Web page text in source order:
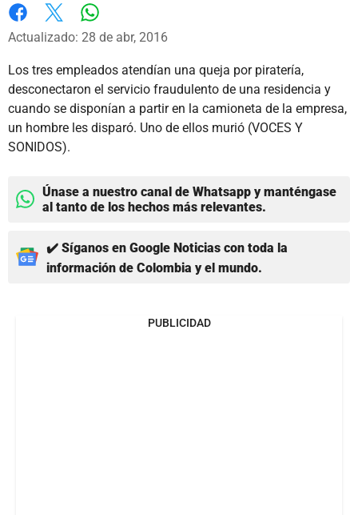
Facebook
X
Actualizado: 28 de abr, 2016
Los tres empleados atendían una queja por piratería,
desconectaron el servicio fraudulento de una residencia y
cuando se disponían a partir en la camioneta de la empresa,
un hombre les disparó. Uno de ellos murió (VOCES Y
SONIDOS).
Únase a nuestro canal de Whatsapp y manténgase
al tanto de los hechos más relevantes.
✔️ Síganos en Google Noticias con toda la
información de Colombia y el mundo.
PUBLICIDAD